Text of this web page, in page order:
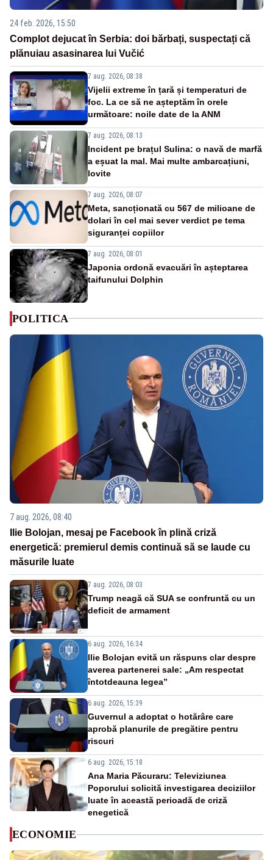
24 feb. 2026, 15:50
Complot dejucat în Serbia: doi bărbați, suspectați că
plănuiau asasinarea lui Vučić
7 aug. 2026, 08:38
Vijelii extreme în țară și temperaturi de
foc. La ce să ne așteptăm în orele
următoare: noile date de la ANM
7 aug. 2026, 08:13
Incident pe brațul Sulina: o navă de marfă
a eșuat la mal. Mai multe ambarcațiuni,
lovite
7 aug. 2026, 08:07
Meta, sancționată cu 567 de milioane de
dolari în cel mai sever verdict pe tema
siguranței copiilor
7 aug. 2026, 08:01
Japonia ordonă evacuări în așteptarea
taifunului Dolphin
POLITICA
7 aug. 2026, 08:40
Ilie Bolojan, mesaj pe Facebook în plină criză
energetică: premierul demis continuă să se laude cu
măsurile luate
7 aug. 2026, 08:03
Trump neagă că SUA se confruntă cu un
deficit de armament
6 aug. 2026, 16:34
Ilie Bolojan evită un răspuns clar despre
averea partenerei sale: „Am respectat
întotdeauna legea”
6 aug. 2026, 15:39
Guvernul a adoptat o hotărâre care
aprobă planurile de pregătire pentru
riscuri
6 aug. 2026, 15:18
Ana Maria Păcuraru: Televiziunea
Poporului solicită investigarea deciziilor
luate în această perioadă de criză
enegetică
ECONOMIE